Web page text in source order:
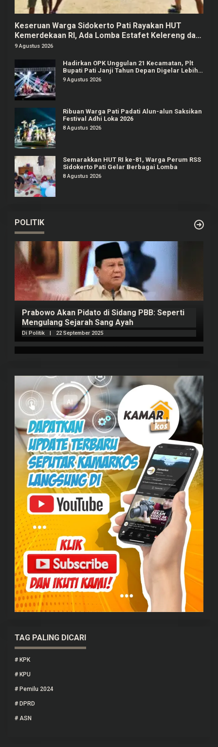
Keseruan Warga Sidokerto Pati Rayakan HUT
Kemerdekaan RI, Ada Lomba Estafet Kelereng dan
Baris-berbaris
9 Agustus 2026
Hadirkan OPK Unggulan 21 Kecamatan, Plt
Bupati Pati Janji Tahun Depan Digelar Lebih
Meriah
9 Agustus 2026
Ribuan Warga Pati Padati Alun-alun Saksikan
Festival Adhi Loka 2026
8 Agustus 2026
Semarakkan HUT RI ke-81, Warga Perum RSS
Sidokerto Pati Gelar Berbagai Lomba
8 Agustus 2026
POLITIK
Prabowo Akan Pidato di Sidang PBB: Seperti
Mengulang Sejarah Sang Ayah
Di Politik | 22 September 2025
TAG PALING DICARI
# KPK
# KPU
# Pemilu 2024
# DPRD
# ASN